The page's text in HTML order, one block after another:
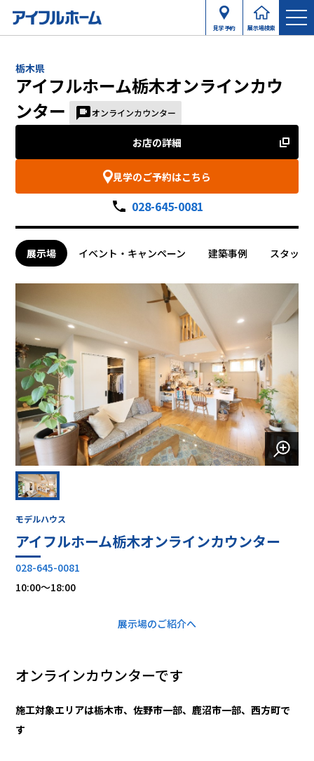
見学予約 展示場検索
栃木県
アイフルホーム栃木オンラインカウ
ンター
オンラインカウンター
お店の詳細
見学のご予約はこちら
028-645-0081
展示場 イベント・キャンペーン 建築事例 スタッフ
モデルハウス
アイフルホーム栃木オンラインカウンター
028-645-0081
10:00～18:00
展示場のご紹介へ
オンラインカウンターです
施工対象エリアは栃木市、佐野市一部、鹿沼市一部、西方町で
す